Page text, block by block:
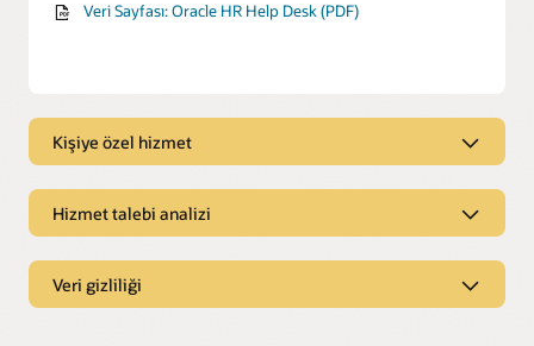
Veri Sayfası: Oracle HR Help Desk (PDF)
Kişiye özel hizmet
göndermek ve isteklerin ilerleme durumunu izlemek için
çalışanları ortak bir merkezle destekleyin.
Kişiye özel rehberlik
Hizmet talebi analizi
bilgi alın ve tüm çalışanların profiline ve geçmişine ilişkin 360
derecelik bir görüş elde edin.
Veri gizliliği